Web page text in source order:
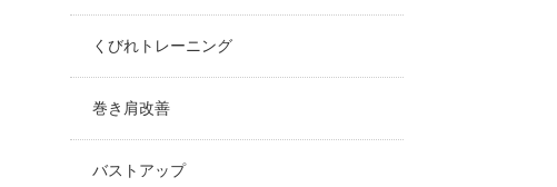
くびれトレーニング
巻き肩改善
バストアップ